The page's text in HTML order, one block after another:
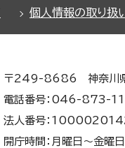
個人情報の取り扱
〒249-8686 神奈川
電話番号：046-873-
法人番号：
開庁時間：月曜日～金曜